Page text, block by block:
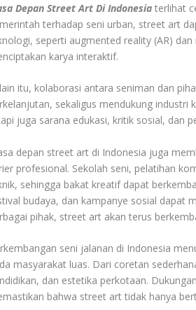
Depan Street Art Di Indonesia terlihat
terhadap seni urban, street art
seperti augmented reality (AR)
karya interaktif.
itu, kolaborasi antara seniman dan
sekaligus mendukung
juga sarana edukasi, kritik sosial, dan
depan street art di Indonesia juga
profesional. Sekolah seni, pelatihan
sehingga bakat kreatif dapat
budaya, dan kampanye sosial dapat
pihak, street art akan terus
seni jalanan di Indonesia
masyarakat luas. Dari coretan
dan estetika perkotaan.
bahwa street art tidak hanya